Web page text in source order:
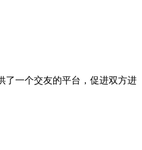
了一个交友的平台，促进双方进